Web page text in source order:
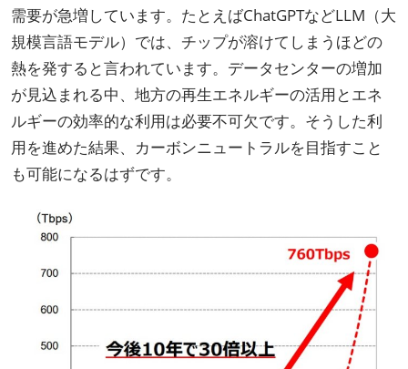
需要が急増しています。たとえばChatGPTなどLLM（大
規模言語モデル）では、チップが溶けてしまうほどの
熱を発すると言われています。データセンターの増加
が見込まれる中、地方の再生エネルギーの活用とエネ
ルギーの効率的な利用は必要不可欠です。そうした利
用を進めた結果、カーボンニュートラルを目指すこと
も可能になるはずです。